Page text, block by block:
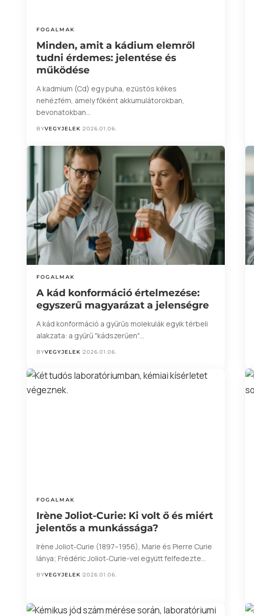
FOGALMAK
Minden, amit a kádium elemről
tudni érdemes: jelentése és
működése
A kadmium (Cd) egy puha, ezüstös kékes
nehézfém, amely főként akkumulátorokban,
bevonatokban…
BYVEGYJELEK 2026.01.06.
FOGALMAK
A kád konformáció értelmezése:
egyszerű magyarázat a jelenségre
A kád konformáció a gyűrűs molekulák egyik térbeli
alakzata: a gyűrű "kádszerűen"…
BYVEGYJELEK 2026.01.06.
FOGALMAK
Irène Joliot-Curie: Ki volt ő és miért
jelentős a munkássága?
Irène Joliot‑Curie (1897–1956), Marie és Pierre Curie
lánya; Frédéric Joliot‑Curie-vel együtt felfedezte…
BYVEGYJELEK 2026.01.06.